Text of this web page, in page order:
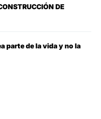
DE
parte de la vida y no la